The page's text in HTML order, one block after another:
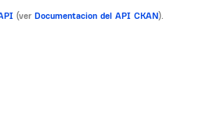
(ver Documentacion del API CKAN).